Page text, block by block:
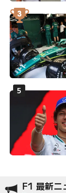
F1 最新ニ